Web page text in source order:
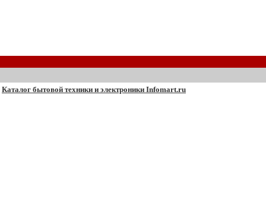
Каталог бытовой техники и электроники Infomart.ru